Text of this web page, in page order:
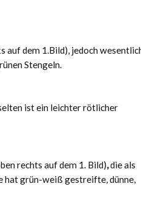
auf dem 1.Bild), jedoch
Stengeln.
ist ein leichter rötlicher
rechts auf dem 1. Bild),die als
hat grün-weiß gestreifte, dünne,